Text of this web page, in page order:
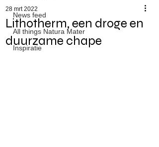
News feed
All things Natura Mater
Inspiratie
Lithotherm, een droge en
duurzame chape
28 mrt 2022